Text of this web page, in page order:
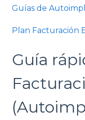
Guías de
Plan Facturación
Guía